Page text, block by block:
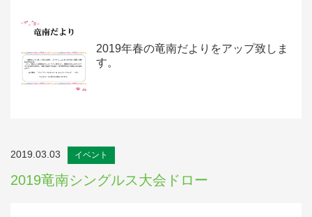
2019年春の竜南だよりをアップ致しま
す。
2019.03.03 イベント
2019竜南シングルス大会ドロー